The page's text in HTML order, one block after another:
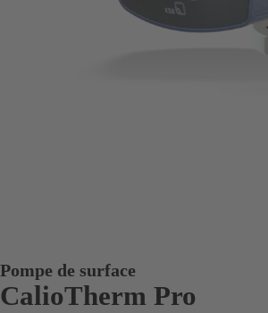
Pompe de surface
CalioTherm Pro